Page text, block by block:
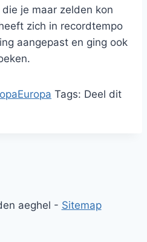
je maar zelden kon
zich in recordtempo
aangepast en ging ook
Europa Tags: Deel dit
aeghel - Sitemap